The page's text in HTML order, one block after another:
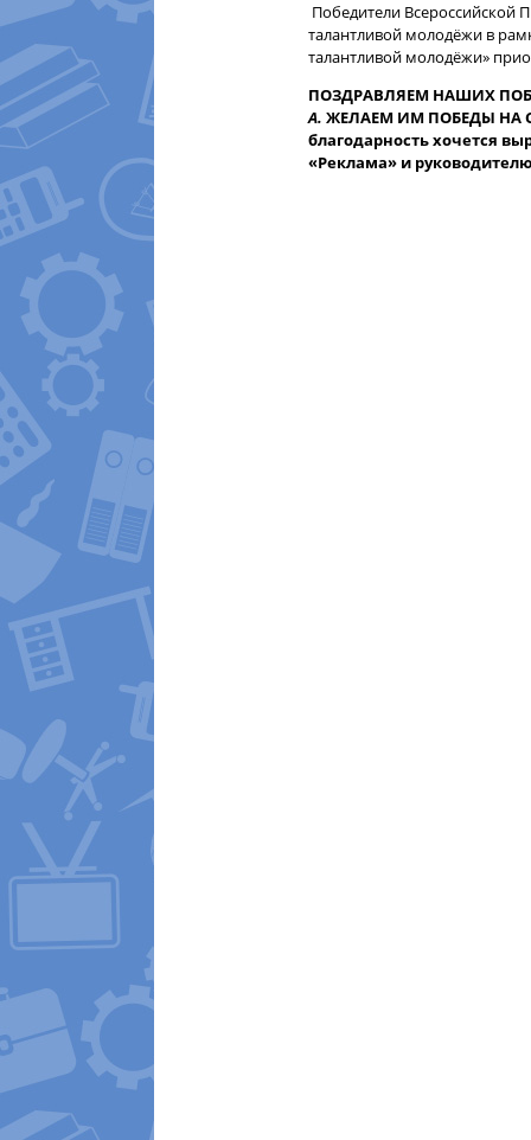
Победители Всероссийской
талантливой молодёжи в
талантливой молодёжи»
ПОЗДРАВЛЯЕМ НАШИХ
А. ЖЕЛАЕМ ИМ ПОБЕДЫ НА
благодарность хочется
«Реклама» и